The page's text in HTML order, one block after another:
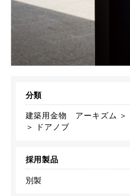
分類
建築用金物 アーキズム ＞
＞ ドアノブ
採用製品
別製